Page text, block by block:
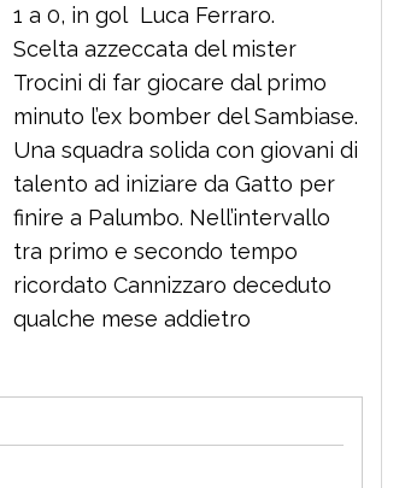
1 a 0, in gol Luca Ferraro.
Scelta azzeccata del mister
Trocini di far giocare dal primo
minuto l’ex bomber del Sambiase.
Una squadra solida con giovani di
talento ad iniziare da Gatto per
finire a Palumbo. Nell’intervallo
tra primo e secondo tempo
ricordato Cannizzaro deceduto
qualche mese addietro